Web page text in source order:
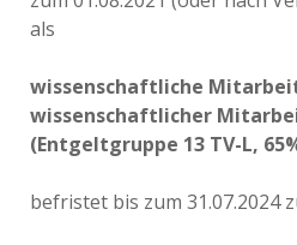
als
wissenschaftliche
wissenschaftlicher
(Entgeltgruppe 13 TV-L,
befristet bis zum 31.07.2024